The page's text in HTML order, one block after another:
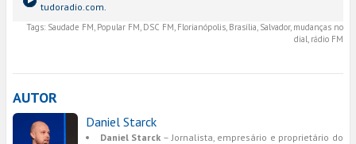
tudoradio.com.
Tags: Saudade FM, Popular FM, DSC FM, Florianópolis, Brasília, Salvador, mudanças no
dial, rádio FM
AUTOR
Daniel Starck
Daniel Starck – Jornalista, empresário e proprietário do